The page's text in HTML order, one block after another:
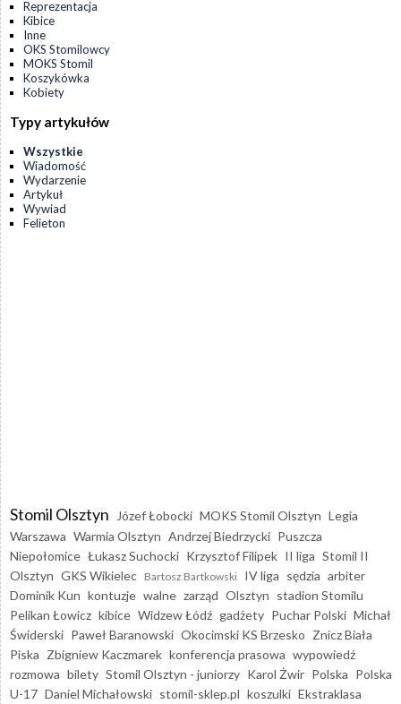
Reprezentacja
Kibice
Inne
OKS Stomilowcy
MOKS Stomil
Koszykówka
Kobiety
Typy artykułów
Wszystkie
Wiadomość
Wydarzenie
Artykuł
Wywiad
Felieton
Stomil Olsztyn Józef Łobocki MOKS Stomil Olsztyn Legia
Warszawa Warmia Olsztyn Andrzej Biedrzycki Puszcza
Niepołomice Łukasz Suchocki Krzysztof Filipek II liga Stomil II
Olsztyn GKS Wikielec Bartosz Bartkowski IV liga sędzia arbiter
Dominik Kun kontuzje walne zarząd Olsztyn stadion Stomilu
Pelikan Łowicz kibice Widzew Łódź gadżety Puchar Polski Michał
Świderski Paweł Baranowski Okocimski KS Brzesko Znicz Biała
Piska Zbigniew Kaczmarek konferencja prasowa wypowiedź
rozmowa bilety Stomil Olsztyn - juniorzy Karol Żwir Polska Polska
U-17 Daniel Michałowski stomil-sklep.pl koszulki Ekstraklasa